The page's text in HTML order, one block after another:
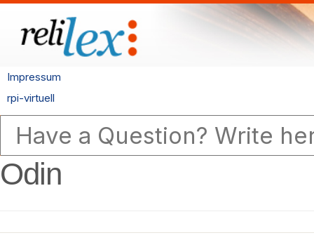
Impressum
rpi-virtuell
Odin